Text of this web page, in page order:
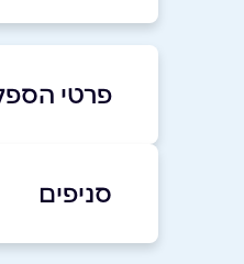
פרטי
באתר
סניפים
נשר